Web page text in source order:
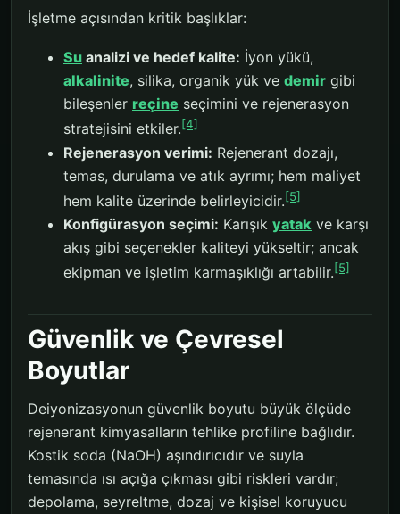
İşletme açısından kritik başlıklar:
Su analizi ve hedef kalite: İyon yükü,
alkalinite, silika, organik yük ve demir gibi
bileşenler reçine seçimini ve rejenerasyon
stratejisini etkiler.[4]
Rejenerasyon verimi: Rejenerant dozajı,
temas, durulama ve atık ayrımı; hem maliyet
hem kalite üzerinde belirleyicidir.[5]
Konfigürasyon seçimi: Karışık yatak ve karşı
akış gibi seçenekler kaliteyi yükseltir; ancak
ekipman ve işletim karmaşıklığı artabilir.[5]
Güvenlik ve Çevresel
Boyutlar
Deiyonizasyonun güvenlik boyutu büyük ölçüde
rejenerant kimyasalların tehlike profiline bağlıdır.
Kostik soda (NaOH) aşındırıcıdır ve suyla
temasında ısı açığa çıkması gibi riskleri vardır;
depolama, seyreltme, dozaj ve kişisel koruyucu